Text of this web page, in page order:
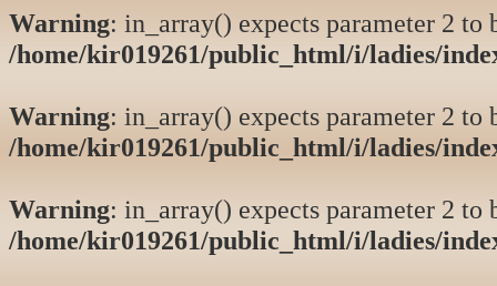
Warning: in_array() expects parameter 2 to
/home/kir019261/public_html/i/ladies/
Warning: in_array() expects parameter 2 to
/home/kir019261/public_html/i/ladies/
Warning: in_array() expects parameter 2 to
/home/kir019261/public_html/i/ladies/